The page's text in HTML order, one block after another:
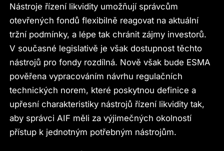
Nástroje řízení likvidity umožňují správcům
otevřených fondů flexibilně reagovat na aktuální
tržní podmínky, a lépe tak chránit zájmy investorů.
V současné legislativě je však dostupnost těchto
nástrojů pro fondy rozdílná. Nově však bude ESMA
pověřena vypracováním návrhu regulačních
technických norem, které poskytnou definice a
upřesní charakteristiky nástrojů řízení likvidity tak,
aby správci AIF měli za výjimečných okolností
přístup k jednotným potřebným nástrojům.